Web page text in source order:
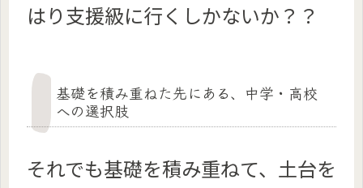
はり支援級に行くしかないか？？
基礎を積み重ねた先にある、中学・高校
への選択肢
それでも基礎を積み重ねて、土台を